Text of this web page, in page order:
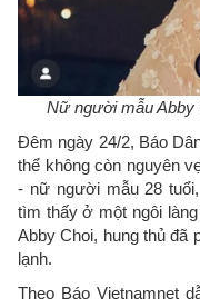
Nữ người mẫu Abby
Đêm ngày 24/2, Báo
thể không còn nguyên
- nữ người mẫu 28
tìm thấy ở một ngôi
Abby Choi, hung thủ đã
lạnh.
Theo Báo Vietnamnet